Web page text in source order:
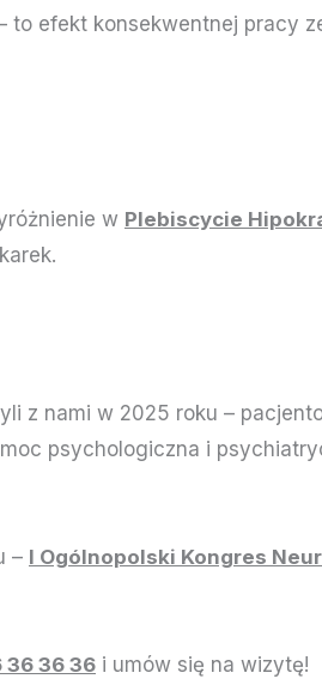
efekt konsekwentnej pracy
w Plebiscycie
z nami w 2025 roku –
psychologiczna i
– I Ogólnopolski Kongres
36 36 36 i umów się na wizytę!